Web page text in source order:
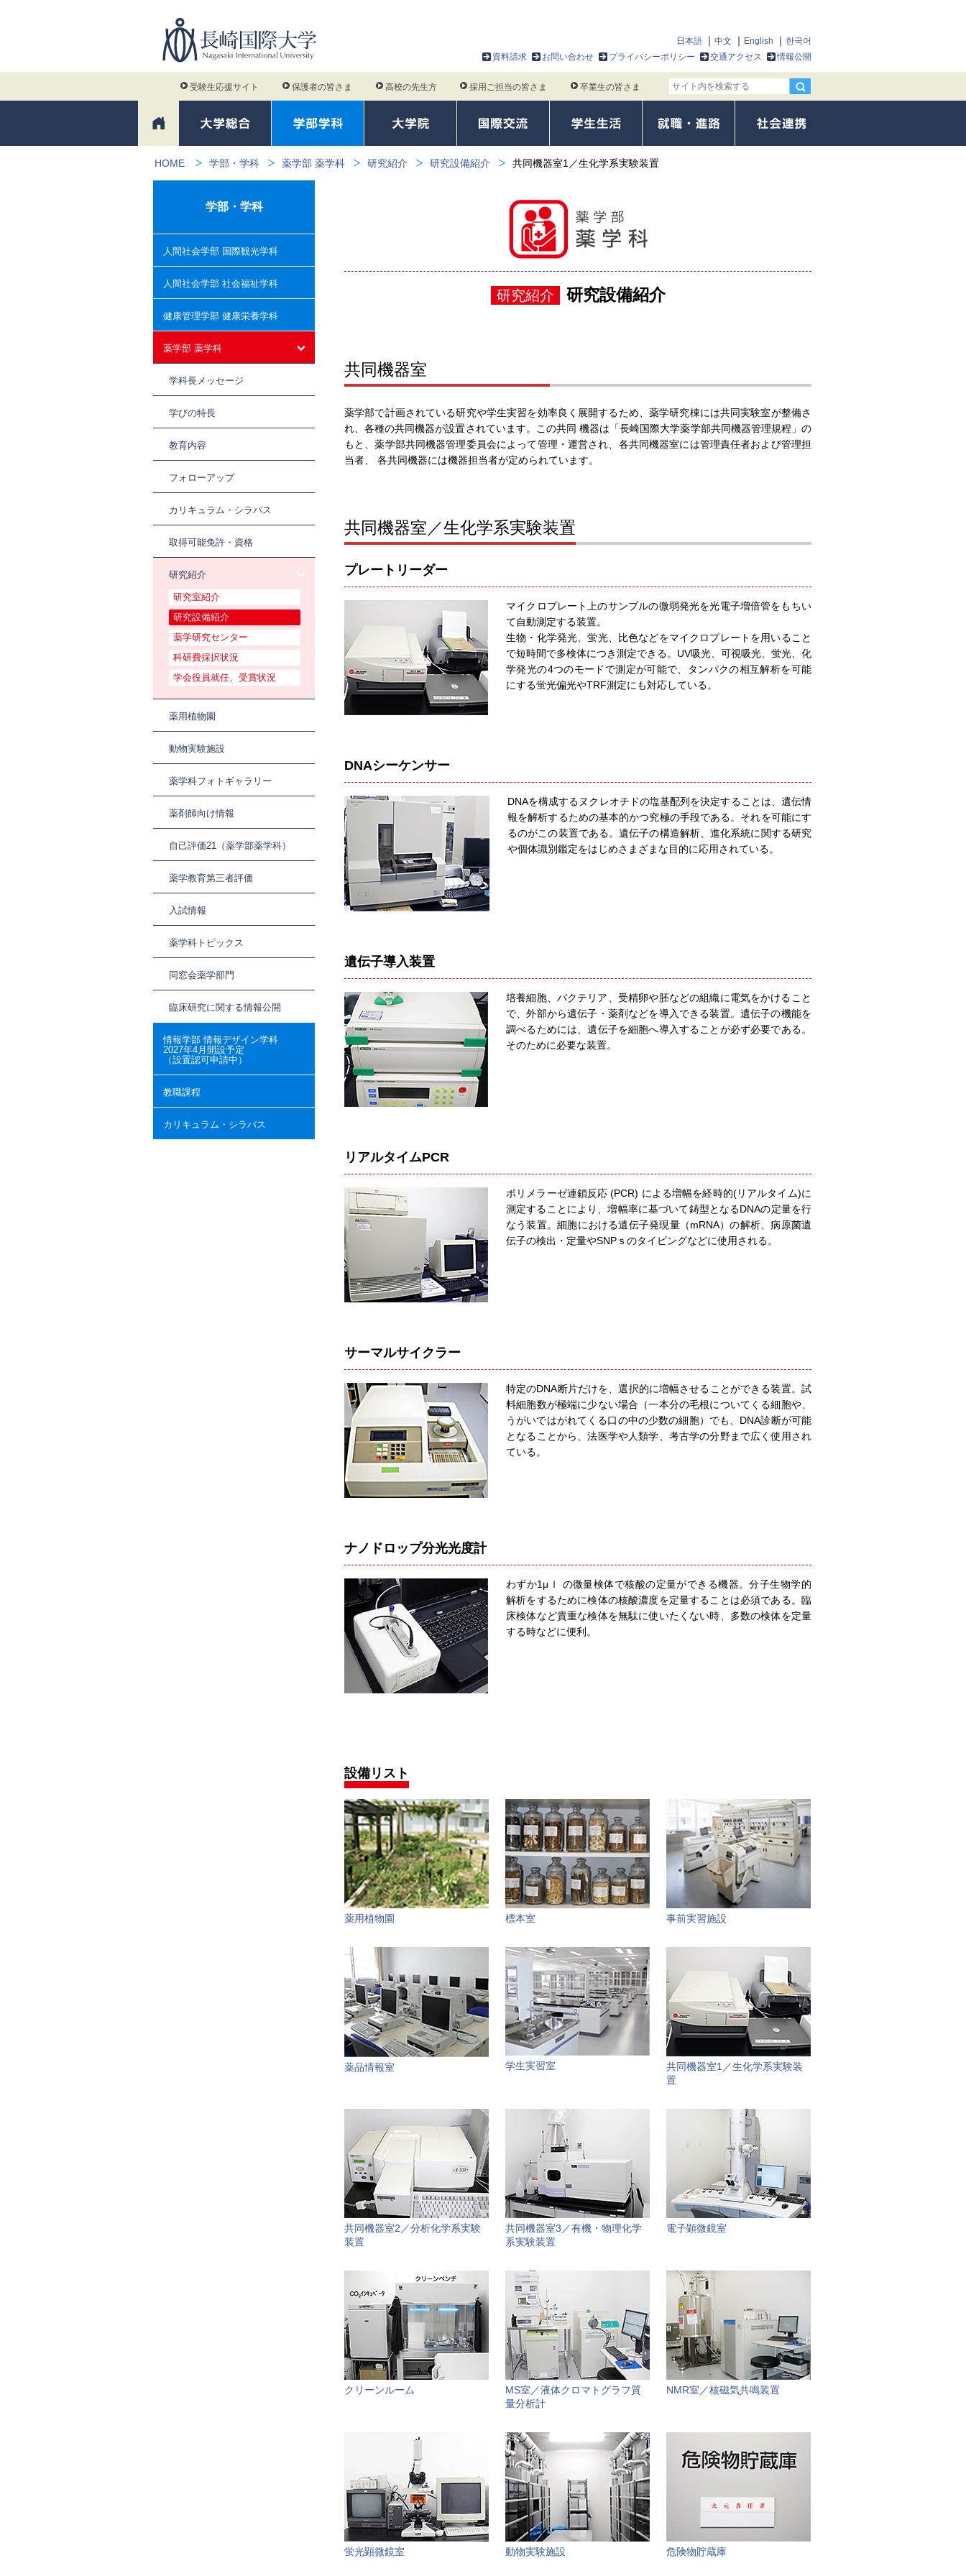
日本語 中文 English
한국어
資料請求
お問い合わせ プライバシーポリシー 交通アクセス 情報公開
受験生応援サイト 保護者の皆さま 高校の先生方 採用ご担当の皆さま 卒業生の皆さま
HOME 学部・学科 薬学部 薬学科 研究紹介 研究設備紹介 共同機器室1／生化学系実験装置
研究紹介 研究設備紹介
共同機器室
薬学部で計画されている研究や学生実習を効率良く展開するため、薬学研究棟には共同実験室が整備さ
れ、各種の共同機器が設置されています。この共同 機器は「長崎国際大学薬学部共同機器管理規程」の
もと、薬学部共同機器管理委員会によって管理・運営され、各共同機器室には管理責任者および管理担
当者、 各共同機器には機器担当者が定められています。
共同機器室／生化学系実験装置
プレートリーダー
マイクロプレート上のサンプルの微弱発光を光電子増倍管をもちい
て自動測定する装置。
生物・化学発光、蛍光、比色などをマイクロプレートを用いること
で短時間で多検体につき測定できる。UV吸光、可視吸光、蛍光、化
学発光の4つのモードで測定が可能で、タンパクの相互解析を可能
にする蛍光偏光やTRF測定にも対応している。
DNAシーケンサー
DNAを構成するヌクレオチドの塩基配列を決定することは、遺伝情
報を解析するための基本的かつ究極の手段である。それを可能にす
るのがこの装置である。遺伝子の構造解析、進化系統に関する研究
や個体識別鑑定をはじめさまざまな目的に応用されている。
遺伝子導入装置
培養細胞、バクテリア、受精卵や胚などの組織に電気をかけること
で、外部から遺伝子・薬剤などを導入できる装置。遺伝子の機能を
調べるためには、遺伝子を細胞へ導入することが必ず必要である。
そのために必要な装置。
リアルタイムPCR
ポリメラーゼ連鎖反応 (PCR) による増幅を経時的(リアルタイム)に
測定することにより、増幅率に基づいて鋳型となるDNAの定量を行
なう装置。細胞における遺伝子発現量（mRNA）の解析、病原菌遺
伝子の検出・定量やSNPｓのタイピングなどに使用される。
サーマルサイクラー
特定のDNA断片だけを、選択的に増幅させることができる装置。試
料細胞数が極端に少ない場合（一本分の毛根についてくる細胞や、
うがいではがれてくる口の中の少数の細胞）でも、DNA診断が可能
となることから、法医学や人類学、考古学の分野まで広く使用され
ている。
ナノドロップ分光光度計
わずか1μｌ の微量検体で核酸の定量ができる機器。分子生物学的
解析をするために検体の核酸濃度を定量することは必須である。臨
床検体など貴重な検体を無駄に使いたくない時、多数の検体を定量
する時などに便利。
設備リスト
薬用植物園 標本室 事前実習施設
薬品情報室 学生実習室
共同機器室1／生化学系実験装
置
共同機器室2／分析化学系実験
装置
共同機器室3／有機・物理化学
系実験装置
電子顕微鏡室
クリーンルーム
MS室／液体クロマトグラフ質
量分析計
NMR室／核磁気共鳴装置
蛍光顕微鏡室 動物実験施設 危険物貯蔵庫
学部・学科
人間社会学部 国際観光学科
人間社会学部 社会福祉学科
健康管理学部 健康栄養学科
薬学部 薬学科
学科長メッセージ
学びの特長
教育内容
フォローアップ
カリキュラム・シラバス
取得可能免許・資格
研究紹介
研究室紹介
研究設備紹介
薬学研究センター
科研費採択状況
学会役員就任、受賞状況
薬用植物園
動物実験施設
薬学科フォトギャラリー
薬剤師向け情報
自己評価21（薬学部薬学科）
薬学教育第三者評価
入試情報
薬学科トピックス
同窓会薬学部門
臨床研究に関する情報公開
情報学部 情報デザイン学科
2027年4月開設予定
（設置認可申請中）
教職課程
カリキュラム・シラバス